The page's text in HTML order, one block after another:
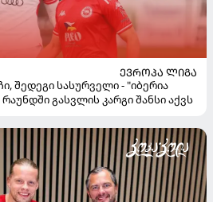
ᲔᲕᲠᲝᲞᲐ ᲚᲘᲒᲐ
შედეგი სასურველი - "იბერია
გასვლის კარგი შანსი აქვს